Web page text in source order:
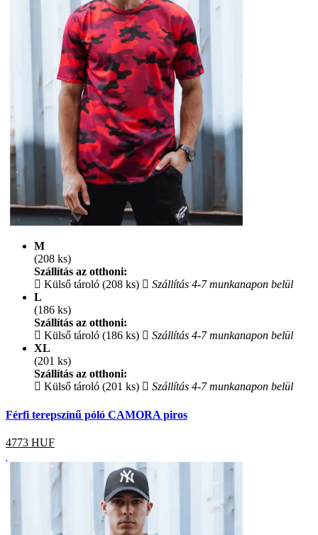
M
(208 ks)
Szállítás az otthoni:
Külső tároló (208 ks)
Szállítás 4-7 munkanapon belül
L
(186 ks)
Szállítás az otthoni:
Külső tároló (186 ks)
Szállítás 4-7 munkanapon belül
XL
(201 ks)
Szállítás az otthoni:
Külső tároló (201 ks)
Szállítás 4-7 munkanapon belül
Férfi terepszínű póló CAMORA piros
4773 HUF